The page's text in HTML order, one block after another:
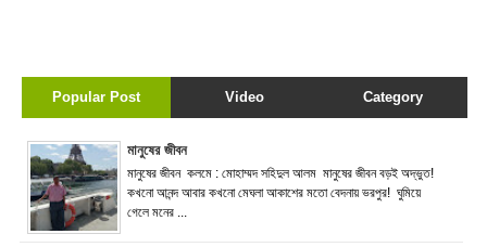
Popular Post Video Category
মানুষের জীবন
মানুষের জীবন কলমে : মোহাম্মদ সহিদুল আলম মানুষের জীবন বড়ই অদ্ভুত!
কখনো আনন্দ আবার কখনো মেঘলা আকাশের মতো বেদনায় ভরপুর! ঘুমিয়ে
গেলে মনের ...